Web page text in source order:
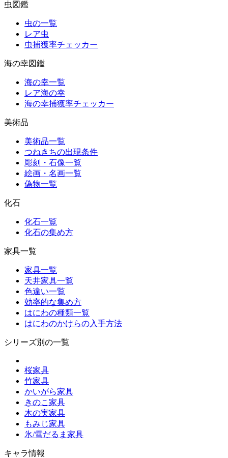
虫図鑑
虫の一覧
レア虫
虫捕獲率チェッカー
海の幸図鑑
海の幸一覧
レア海の幸
海の幸捕獲率チェッカー
美術品
美術品一覧
つねきちの出現条件
彫刻・石像一覧
絵画・名画一覧
偽物一覧
化石
化石一覧
化石の集め方
家具一覧
家具一覧
天井家具一覧
色違い一覧
効率的な集め方
はにわの種類一覧
はにわのかけらの入手方法
シリーズ別の一覧
桜家具
竹家具
かいがら家具
きのこ家具
木の実家具
もみじ家具
氷/雪だるま家具
キャラ情報